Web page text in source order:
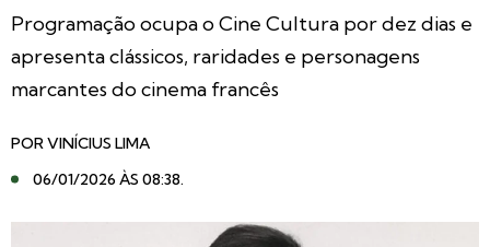
Programação ocupa o Cine Cultura por dez dias e
apresenta clássicos, raridades e personagens
marcantes do cinema francês
PORVINÍCIUS LIMA
06/01/2026 ÀS 08:38.